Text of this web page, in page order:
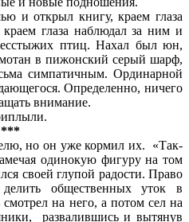
и открыл книгу, краем глаза
глаза наблюдал за ним и
птиц. Нахал был юн,
в пижонский серый шарф,
симпатичным. Ординарной
Определенно, ничего
внимание.
***
но он уже кормил их. «Так-
одинокую фигуру на том
своей глупой радости. Право
общественных уток в
на него, а потом сел на
развалившись и вытянув